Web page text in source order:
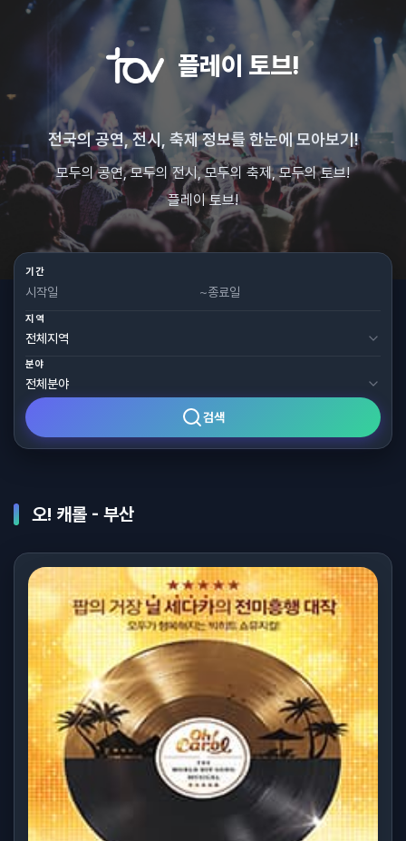
플레이 토브!
전국의 공연, 전시, 축제 정보를 한눈에 모아보기!
모두의 공연, 모두의 전시, 모두의 축제, 모두의 토브!
플레이 토브!
기간
~
지역
분야
검색
오! 캐롤 - 부산